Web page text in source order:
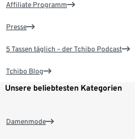
Affiliate Programm
Presse
5 Tassen täglich – der Tchibo Podcast
Tchibo Blog
Unsere beliebtesten Kategorien
Damenmode